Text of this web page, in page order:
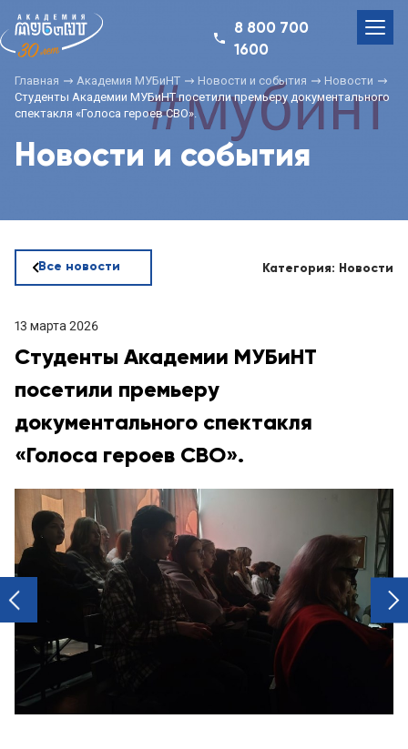
8 800 700
1600
Главная Академия МУБиНТ Новости и события
Новости
Студенты Академии МУБиНТ посетили премьеру документального
спектакля «Голоса героев СВО».
Новости и события
Все новости Категория: Новости
13 марта 2026
Студенты Академии МУБиНТ
посетили премьеру
документального спектакля
«Голоса героев СВО».
prev
next